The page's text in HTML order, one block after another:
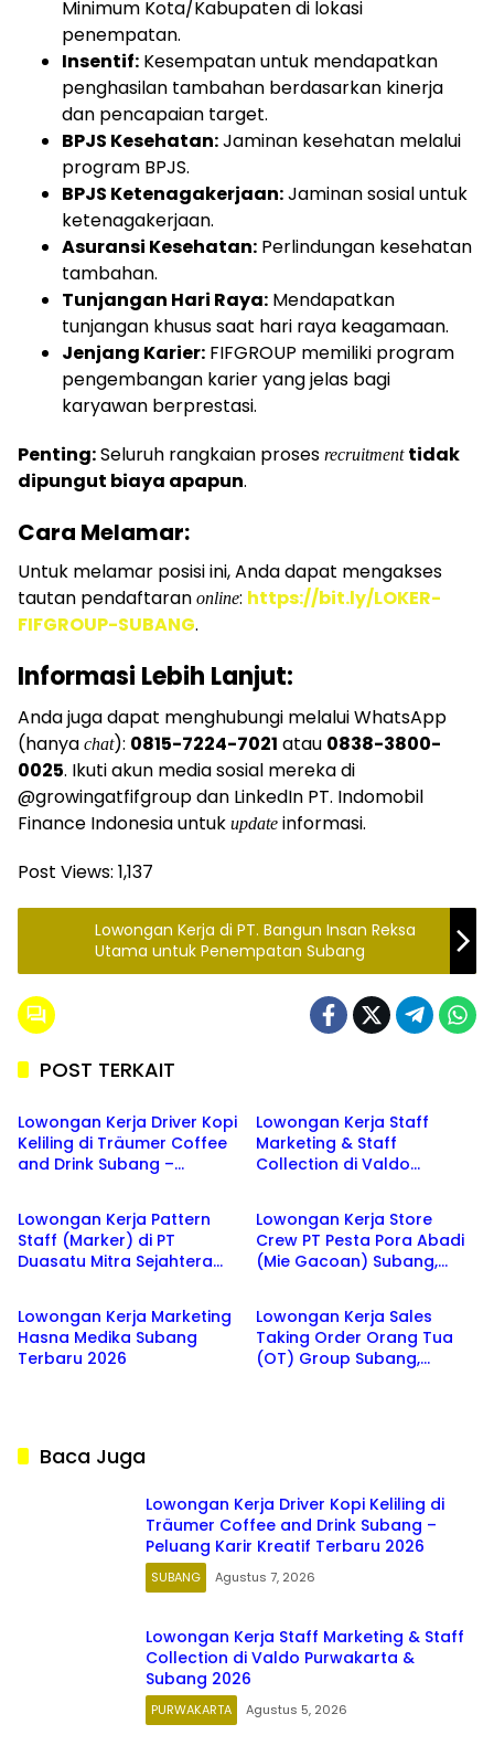
Minimum Kota/Kabupaten di lokasi
penempatan.
Insentif: Kesempatan untuk mendapatkan
penghasilan tambahan berdasarkan kinerja
dan pencapaian target.
BPJS Kesehatan:Jaminan kesehatan melalui
program BPJS.
BPJS Ketenagakerjaan:Jaminan sosial untuk
ketenagakerjaan.
Asuransi Kesehatan: Perlindungan kesehatan
tambahan.
Tunjangan Hari Raya: Mendapatkan
tunjangan khusus saat hari raya keagamaan.
Jenjang Karier: FIFGROUP memiliki program
pengembangan karier yang jelas bagi
karyawan berprestasi.
Penting:Seluruh rangkaian proses recruitment tidak
dipungut biaya apapun.
Cara Melamar:
Untuk melamar posisi ini, Anda dapat mengakses
tautan pendaftaran online: https://bit.ly/LOKER-
FIFGROUP-SUBANG.
Informasi Lebih Lanjut:
Anda juga dapat menghubungi melalui WhatsApp
(hanya chat): 0815-7224-7021 atau 0838-3800-
0025. Ikuti akun media sosial mereka di
@growingatfifgroup dan LinkedIn PT. Indomobil
Finance Indonesia untuk update informasi.
Post Views: 1,137
Lowongan Kerja di PT. Bangun Insan Reksa
Utama untuk Penempatan Subang
POST TERKAIT
SUBANG
Lowongan Kerja Driver Kopi
Keliling di Träumer Coffee
and Drink Subang –
Lowongan Kerja Staff
Marketing & Staff
Collection di Valdo
SUBANG
Lowongan Kerja Pattern
Staff (Marker) di PT
Duasatu Mitra Sejahtera
SUBANG
Lowongan Kerja Store
Crew PT Pesta Pora Abadi
(Mie Gacoan) Subang,
Jawa Barat 2026
SUBANG
Lowongan Kerja Marketing
Hasna Medika Subang
Terbaru 2026
SUBANG
Lowongan Kerja Sales
Taking Order Orang Tua
(OT) Group Subang,
Baca Juga
Lowongan Kerja Driver Kopi Keliling di
Träumer Coffee and Drink Subang –
Peluang Karir Kreatif Terbaru 2026
SUBANG Agustus 7, 2026
Lowongan Kerja Staff Marketing & Staff
Collection di Valdo Purwakarta &
Subang 2026
PURWAKARTA Agustus 5, 2026